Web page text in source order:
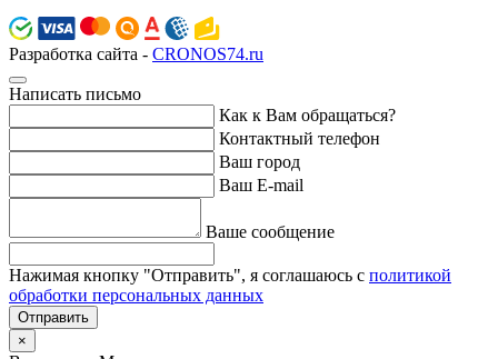
Разработка сайта - CRONOS74.ru
Написать письмо
Как к Вам обращаться?
Контактный телефон
Ваш город
Ваш E-mail
Ваше сообщение
Нажимая кнопку "Отправить", я соглашаюсь с политикой
обработки персональных данных
Отправить
×